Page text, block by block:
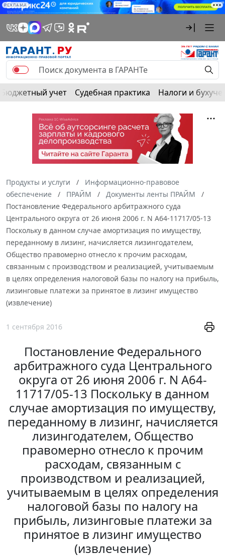
РЕКЛАМА
Бюджетный учет Судебная практика Налоги и
Продукты и услуги
Информационно-правовое
обеспечение
ПРАЙМ
Документы ленты ПРАЙМ
Постановление Федерального арбитражного суда
Центрального округа от 26 июня 2006 г. N А64-11717/05-13
Поскольку в данном случае амортизация по имуществу,
переданному в лизинг, начисляется лизингодателем,
Общество правомерно отнесло к прочим расходам,
связанным с производством и реализацией, учитываемым
в целях определения налоговой базы по налогу на прибыль,
лизинговые платежи за принятое в лизинг имущество
(извлечение)
1 сентября 2016
Постановление Федерального
арбитражного суда Центрального
округа от 26 июня 2006 г. N А64-
11717/05-13 Поскольку в данном
случае амортизация по имуществу,
переданному в лизинг, начисляется
лизингодателем, Общество
правомерно отнесло к прочим
расходам, связанным с
производством и реализацией,
учитываемым в целях определения
налоговой базы по налогу на
прибыль, лизинговые платежи за
принятое в лизинг имущество
(извлечение)